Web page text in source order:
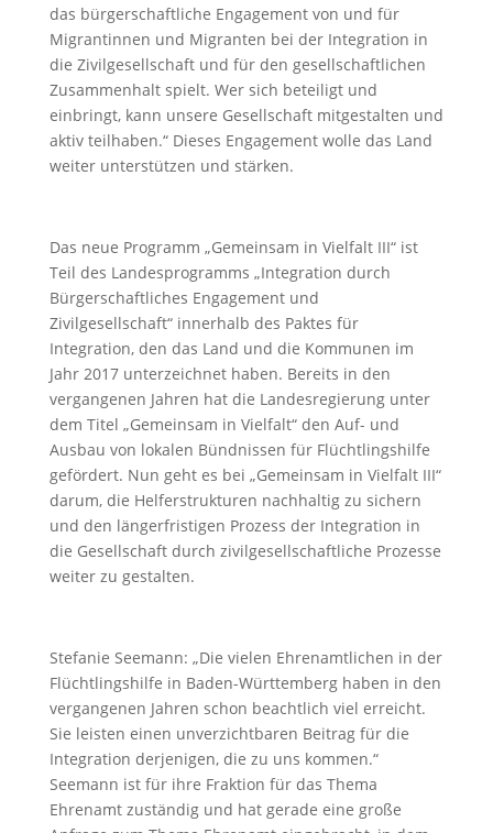
das bürgerschaftliche Engagement von und für
Migrantinnen und Migranten bei der Integration in
die Zivilgesellschaft und für den gesellschaftlichen
Zusammenhalt spielt. Wer sich beteiligt und
einbringt, kann unsere Gesellschaft mitgestalten und
aktiv teilhaben.“ Dieses Engagement wolle das Land
weiter unterstützen und stärken.
Das neue Programm „Gemeinsam in Vielfalt III“ ist
Teil des Landesprogramms „Integration durch
Bürgerschaftliches Engagement und
Zivilgesellschaft“ innerhalb des Paktes für
Integration, den das Land und die Kommunen im
Jahr 2017 unterzeichnet haben. Bereits in den
vergangenen Jahren hat die Landesregierung unter
dem Titel „Gemeinsam in Vielfalt“ den Auf- und
Ausbau von lokalen Bündnissen für Flüchtlingshilfe
gefördert. Nun geht es bei „Gemeinsam in Vielfalt III“
darum, die Helferstrukturen nachhaltig zu sichern
und den längerfristigen Prozess der Integration in
die Gesellschaft durch zivilgesellschaftliche Prozesse
weiter zu gestalten.
Stefanie Seemann: „Die vielen Ehrenamtlichen in der
Flüchtlingshilfe in Baden-Württemberg haben in den
vergangenen Jahren schon beachtlich viel erreicht.
Sie leisten einen unverzichtbaren Beitrag für die
Integration derjenigen, die zu uns kommen.“
Seemann ist für ihre Fraktion für das Thema
Ehrenamt zuständig und hat gerade eine große